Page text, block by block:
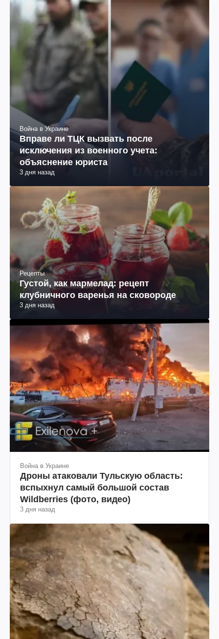
Война в Украине
Вправе ли ТЦК вызвать после
исключения из военного учета:
объяснение юриста
3 дня назад
Рецепты
Густой, как мармелад: рецепт
клубничного варенья на сковороде
3 дня назад
Война в Украине
Дроны атаковали Тульскую область:
вспыхнул самый большой состав
Wildberries (фото, видео)
3 дня назад